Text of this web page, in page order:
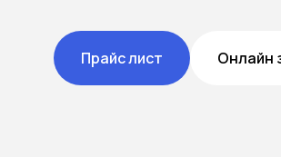
Прайс лист Онлайн